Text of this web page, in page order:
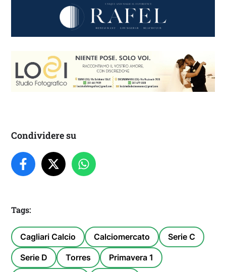
Condividere su
Tags:
Cagliari Calcio Calciomercato Serie C
Serie D Torres Primavera 1